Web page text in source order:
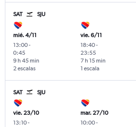
SAT SJU
mié. 4/11
13:00-
0:45
2 escalas
9 h 45 min
vie. 6/11
18:40-
23:55
1 escala
7 h 15 min
SAT SJU
vie. 23/10
13:10-
mar. 27/10
10:00-